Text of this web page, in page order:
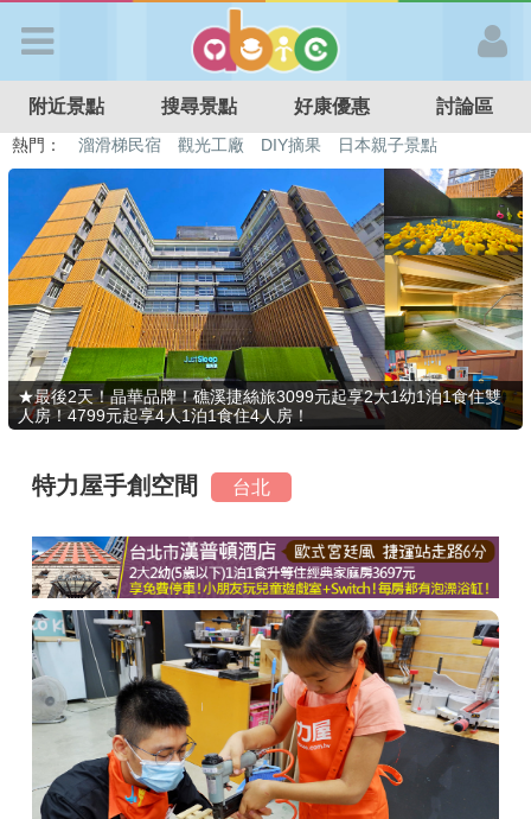
APP登入
首 頁
搜尋景點
好康優惠
最新消息
最新留言
商家合作
推薦景點
討論區
聯絡我們
附近景點 搜尋景點 好康優惠 討論區
熱門： 溜滑梯民宿 觀光工廠 DIY摘果
日本親子景點
特色遊戲場
親子住房優惠 台北親子餐廳 溫泉泡湯SPA
★最後2天！晶華品牌！礁溪捷絲旅3099元起享2大1幼1泊1食住雙
人房！4799元起享4人1泊1食住4人房！
特力屋手創空間 台北